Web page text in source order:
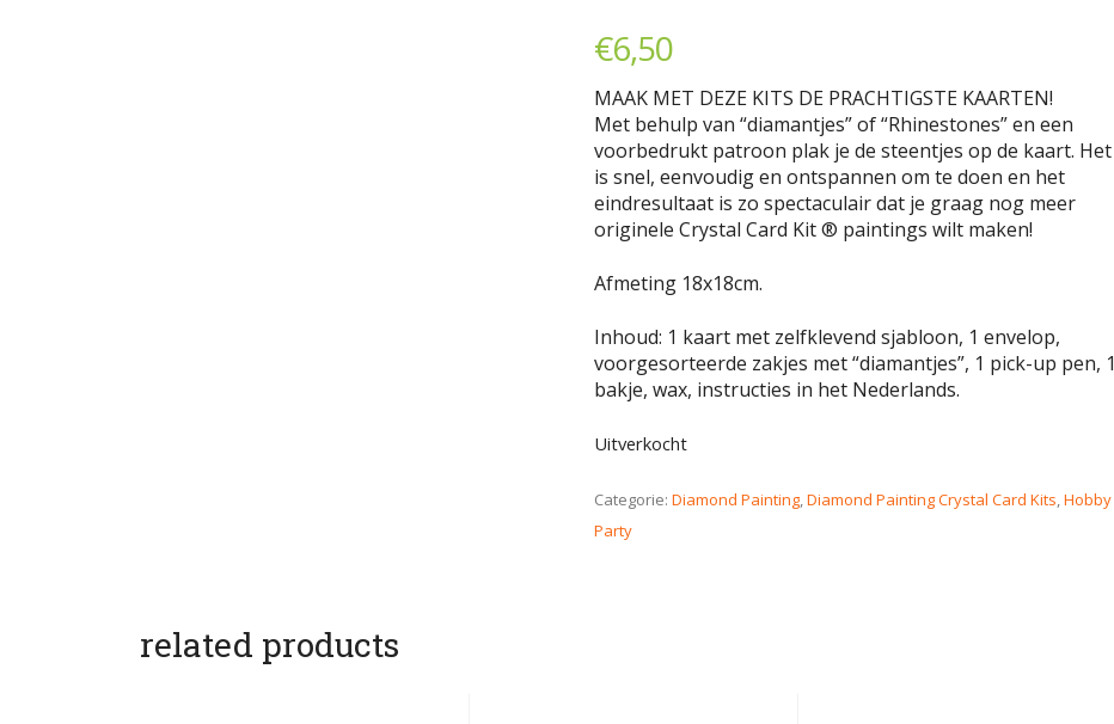
€6,50
MAAK MET DEZE KITS DE PRACHTIGSTE KAARTEN!
Met behulp van “diamantjes” of “Rhinestones” en een
voorbedrukt patroon plak je de steentjes op de kaart. Het
is snel, eenvoudig en ontspannen om te doen en het
eindresultaat is zo spectaculair dat je graag nog meer
originele Crystal Card Kit ® paintings wilt maken!
Afmeting 18x18cm.
Inhoud: 1 kaart met zelfklevend sjabloon, 1 envelop,
voorgesorteerde zakjes met “diamantjes”, 1 pick-up pen, 1
bakje, wax, instructies in het Nederlands.
Uitverkocht
Categorie: Diamond Painting,Diamond Painting Crystal Card Kits,Hobby
Party
related products